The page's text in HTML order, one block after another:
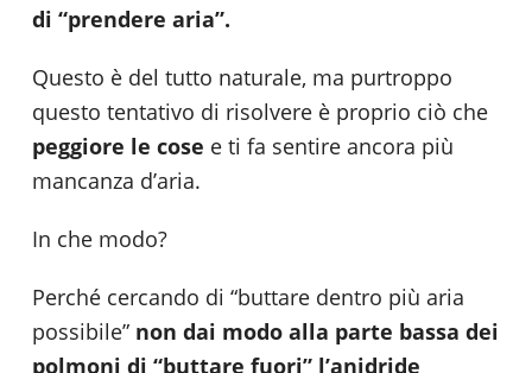
di “prendere aria”.
Questo è del tutto naturale, ma purtroppo
questo tentativo di risolvere è proprio ciò che
peggiore le cose e ti fa sentire ancora più
mancanza d’aria.
In che modo?
Perché cercando di “buttare dentro più aria
possibile” non dai modo alla parte bassa dei
polmoni di “buttare fuori” l’anidride